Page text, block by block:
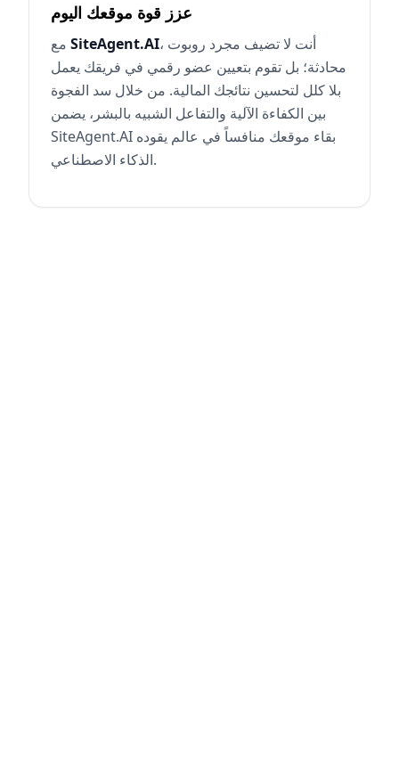
عزز قوة موقعك اليوم
SiteAgent.AI، أنت لا تضيف مجرد روبوت
محادثة؛ بل تقوم بتعيين عضو رقمي في فريقك يعمل
بلا كلل لتحسين نتائجك المالية. من خلال سد الفجوة
بين الكفاءة الآلية والتفاعل الشبيه بالبشر، يضمن
SiteAgent.AI بقاء موقعك منافساً في عالم يقوده
الذكاء الاصطناعي.